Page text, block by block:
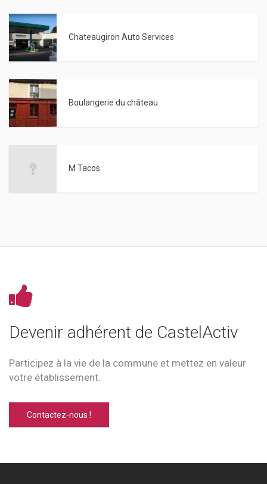
Chateaugiron Auto Services
Boulangerie du château
M Tacos
Devenir adhérent de CastelActiv
Participez à la vie de la commune et mettez en valeur
votre établissement.
Contactez-nous !